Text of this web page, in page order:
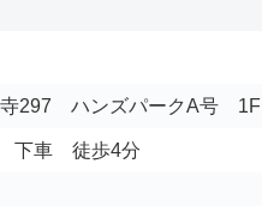
寺297 ハンズパークA号 1F
下車 徒歩4分